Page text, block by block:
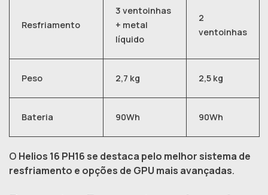
Resfriamento
3 ventoinhas
+ metal
líquido
2
ventoinhas
Peso 2,7 kg 2,5 kg
Bateria 90Wh 90Wh
O Helios 16 PH16 se destaca pelo melhor sistema de
resfriamento e opções de GPU mais avançadas.